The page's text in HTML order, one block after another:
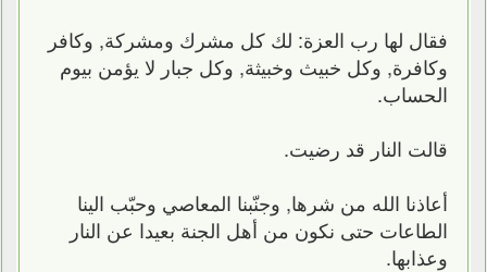
فقال لها رب العزة: لك كل مشرك ومشركة, وكافر
وكافرة, وكل خبيث وخبيثة, وكل جبار لا يؤمن بيوم
الحساب.
قالت النار قد رضيت.
أعاذنا الله من شرها, وجنّبنا المعاصي وحبّب الينا
الطاعات حتى نكون من أهل الجنة بعيدا عن النار
وعذابها.